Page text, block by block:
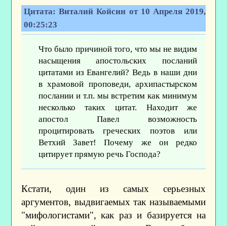
Цитата: Виталий Койсин от 10 Апреля 2019,
00:25:23
Что было причиной того, что мы не видим
насыщения апостольских посланий
цитатами из Евангелий? Ведь в наши дни
в храмовой проповеди, архипастырском
послании и т.п. мы встретим как минимум
несколько таких цитат. Находит же
апостол Павел возможность
процитировать греческих поэтов или
Ветхий Завет! Почему же он редко
цитирует прямую речь Господа?
Кстати, один из самых серьезных
аргументов, выдвигаемых так называемыми
"мифологистами", как раз и базируется на